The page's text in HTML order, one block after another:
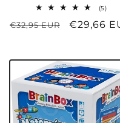
(5)5
Precio
€32,95 EUR
Precio
€29,66